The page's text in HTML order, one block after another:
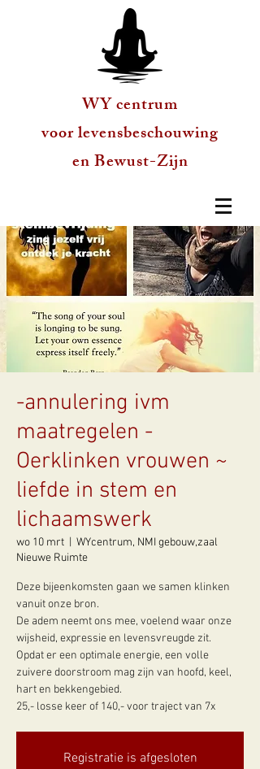
WY centrum
voor levensbeschouwing
en Bewust-Zijn
-annulering ivm
maatregelen -
Oerklinken vrouwen ~
liefde in stem en
lichaamswerk
wo 10 mrt
WYcentrum, NMI gebouw,zaal
Nieuwe Ruimte
Deze bijeenkomsten gaan we samen klinken
vanuit onze bron.
De adem neemt ons mee, voelend waar onze
wijsheid, expressie en levensvreugde zit.
Opdat er een optimale energie, een volle
zuivere doorstroom mag zijn van hoofd, keel,
hart en bekkengebied.
25,- losse keer of 140,- voor traject van 7x
Registratie is afgesloten